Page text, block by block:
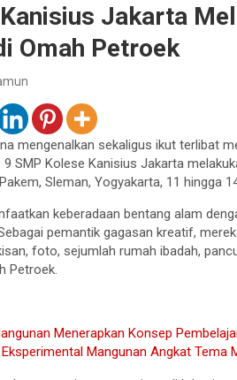
Jakarta
Omah Petroek
mengenalkan sekaligus ikut terlibat
SMP Kolese Kanisius Jakarta
Sleman, Yogyakarta, 11 hingga
keberadaan bentang alam
pemantik gagasan kreatif,
foto, sejumlah rumah ibadah,
Petroek.
Menerapkan Konsep
Mangunan Angkat Tema